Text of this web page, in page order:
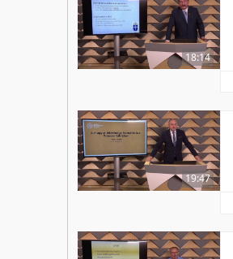
18:14
19:47